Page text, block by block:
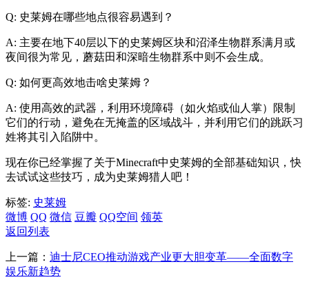
Q: 史莱姆在哪些地点很容易遇到？
A: 主要在地下40层以下的史莱姆区块和沼泽生物群系满月或
夜间很为常见，蘑菇田和深暗生物群系中则不会生成。
Q: 如何更高效地击啥史莱姆？
A: 使用高效的武器，利用环境障碍（如火焰或仙人掌）限制
它们的行动，避免在无掩盖的区域战斗，并利用它们的跳跃习
姓将其引入陷阱中。
现在你已经掌握了关于Minecraft中史莱姆的全部基础知识，快
去试试这些技巧，成为史莱姆猎人吧！
标签: 史莱姆
微博 QQ 微信 豆瓣 QQ空间 领英
返回列表
上一篇： 迪士尼CEO推动游戏产业更大胆变革——全面数字
娱乐新趋势